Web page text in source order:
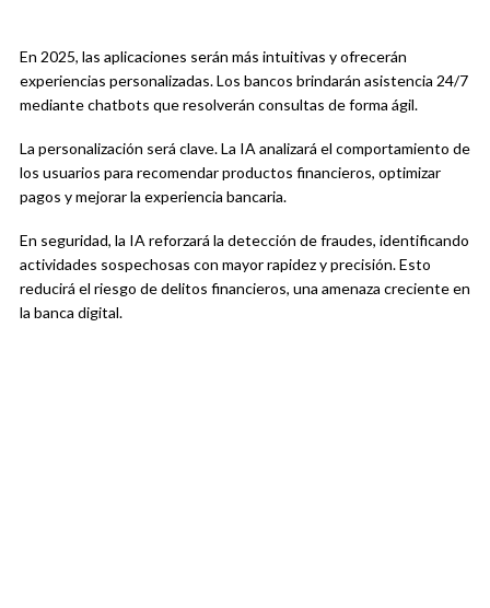
En 2025, las aplicaciones serán más intuitivas y ofrecerán
experiencias personalizadas. Los bancos brindarán asistencia 24/7
mediante chatbots que resolverán consultas de forma ágil.
La personalización será clave. La IA analizará el comportamiento de
los usuarios para recomendar productos financieros, optimizar
pagos y mejorar la experiencia bancaria.
En seguridad, la IA reforzará la detección de fraudes, identificando
actividades sospechosas con mayor rapidez y precisión. Esto
reducirá el riesgo de delitos financieros, una amenaza creciente en
la banca digital.